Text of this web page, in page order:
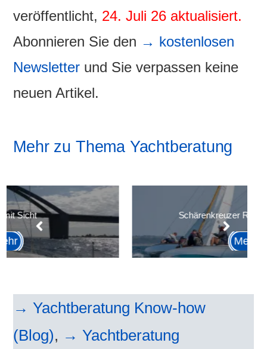
veröffentlicht, 24. Juli 26 aktualisiert.
Abonnieren Sie den → kostenlosen
Newsletter und Sie verpassen keine
neuen Artikel.
Mehr zu Thema Yachtberatung
Schärenkreuzer Regel 1908 – 1925
Mehr
→ Yachtberatung Know-how
(Blog), → Yachtberatung